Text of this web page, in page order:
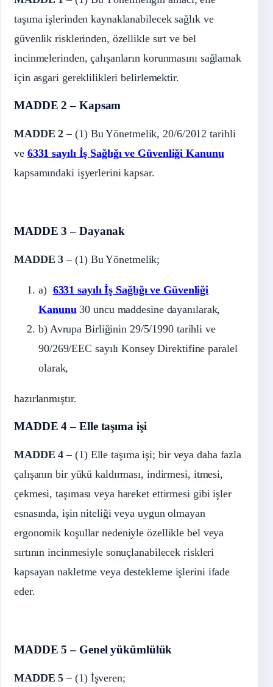
taşıma işlerinden kaynaklanabilecek sağlık ve
güvenlik risklerinden, özellikle sırt ve bel
incinmelerinden, çalışanların korunmasını sağlamak
için asgari gereklilikleri belirlemektir.
MADDE 2 – Kapsam
MADDE 2 – (1) Bu Yönetmelik, 20/6/2012 tarihli
ve 6331 sayılı İş Sağlığı ve Güvenliği Kanunu
kapsamındaki işyerlerini kapsar.
MADDE 3 – Dayanak
MADDE 3 – (1) Bu Yönetmelik;
a) 6331 sayılı İş Sağlığı ve Güvenliği
Kanunu30 uncu maddesine dayanılarak,
b) Avrupa Birliğinin 29/5/1990 tarihli ve
90/269/EEC sayılı Konsey Direktifine paralel
olarak,
hazırlanmıştır.
MADDE 4 – Elle taşıma işi
MADDE 4 – (1) Elle taşıma işi; bir veya daha fazla
çalışanın bir yükü kaldırması, indirmesi, itmesi,
çekmesi, taşıması veya hareket ettirmesi gibi işler
esnasında, işin niteliği veya uygun olmayan
ergonomik koşullar nedeniyle özellikle bel veya
sırtının incinmesiyle sonuçlanabilecek riskleri
kapsayan nakletme veya destekleme işlerini ifade
eder.
MADDE 5 – Genel yükümlülük
MADDE 5 – (1) İşveren;